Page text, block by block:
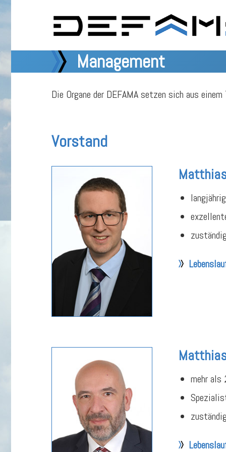
Management
Die Organe der DEFAMA setzen sich aus
Vorstand
mehr als